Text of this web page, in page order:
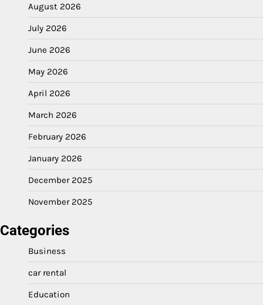
August 2026
July 2026
June 2026
May 2026
April 2026
March 2026
February 2026
January 2026
December 2025
November 2025
Categories
Business
car rental
Education